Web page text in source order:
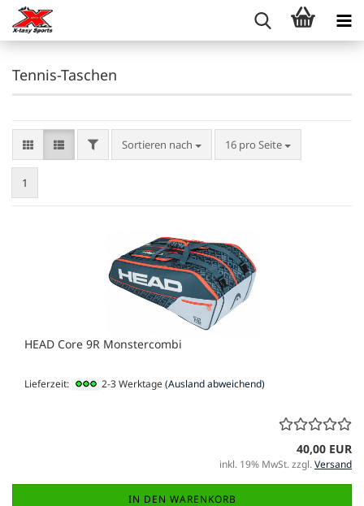
Tennis-Taschen
FILTERSortieren nach
Sortieren nach 16 pro Seite
pro Seite
1
HEAD Core 9R Monstercombi
Lieferzeit: 2-3 Werktage(Ausland abweichend)
40,00 EUR
inkl. 19% MwSt. zzgl.Versand
IN DEN WARENKORB